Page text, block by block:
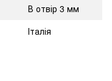
В отвір 3 мм
Італія